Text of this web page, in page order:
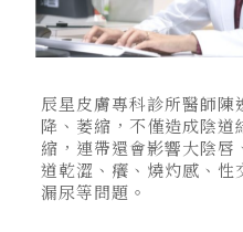
辰星皮膚專科診所醫師
降、萎縮，不僅造成陰
縮，連帶還會影響大陰
道乾澀、癢、燒灼感、性
漏尿等問題。